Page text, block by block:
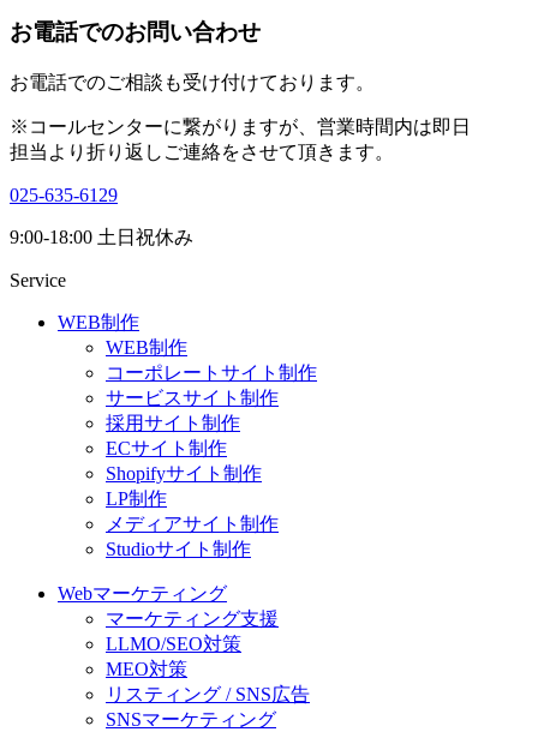
お電話でのお問い合わせ
お電話でのご相談も受け付けております。
※コールセンターに繋がりますが、営業時間内は即日
担当より折り返しご連絡をさせて頂きます。
025-635-6129
9:00-18:00 土日祝休み
Service
WEB制作
WEB制作
コーポレートサイト制作
サービスサイト制作
採用サイト制作
ECサイト制作
Shopifyサイト制作
LP制作
メディアサイト制作
Studioサイト制作
Webマーケティング
マーケティング支援
LLMO/SEO対策
MEO対策
リスティング / SNS広告
SNSマーケティング